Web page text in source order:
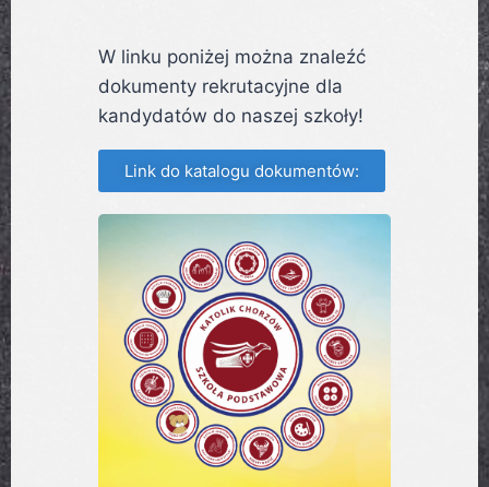
W linku poniżej można znaleźć
dokumenty rekrutacyjne dla
kandydatów do naszej szkoły!
Link do katalogu dokumentów: